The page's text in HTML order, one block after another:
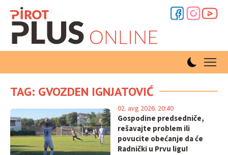
TAG: GVOZDEN IGNJATOVIĆ
Gospodine predsedniče,
rešavajte problem ili
povucite obećanje da će
Radnički u Prvu ligu!
02. avg 2026. 20:40